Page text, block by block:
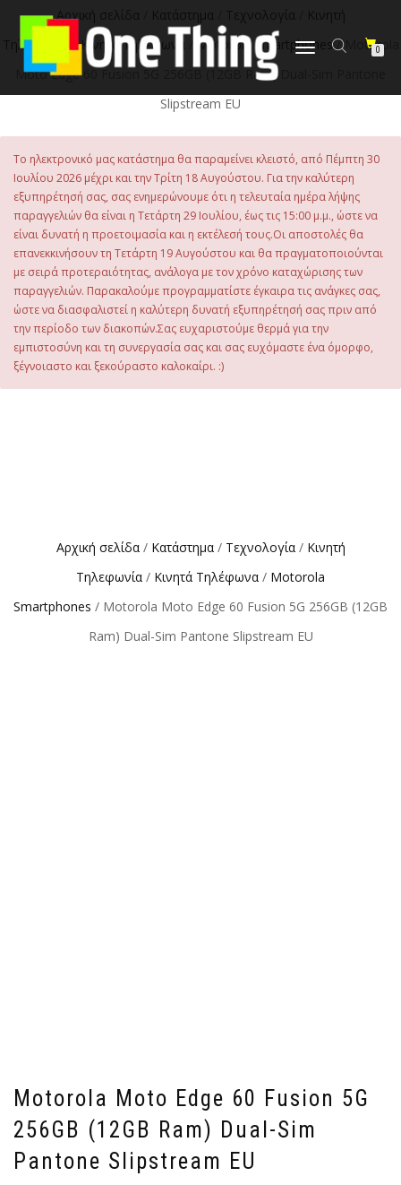
περιεχόμενο
Εναλλαγή
0
Αρχική σελίδα Κατάστημα Τεχνολογία
Κινητή
Τηλεφωνία
/Κινητά Τηλέφωνα Motorola Smartphones/ Motorola
Moto Edge 60 Fusion 5G 256GB (12GB Ram) Dual-Sim Pantone
Slipstream EU
Το ηλεκτρονικό μας κατάστημα θα παραμείνει κλειστό, από Πέμπτη 30
Ιουλίου 2026 μέχρι και την Τρίτη 18 Αυγούστου. Για την καλύτερη
εξυπηρέτησή σας, σας ενημερώνουμε ότι η τελευταία ημέρα λήψης
παραγγελιών θα είναι η Τετάρτη 29 Ιουλίου, έως τις 15:00 μ.μ., ώστε να
είναι δυνατή η προετοιμασία και η εκτέλεσή τους.Οι αποστολές θα
επανεκκινήσουν τη Τετάρτη 19 Αυγούστου και θα πραγματοποιούνται
με σειρά προτεραιότητας, ανάλογα με τον χρόνο καταχώρισης των
παραγγελιών. Παρακαλούμε προγραμματίστε έγκαιρα τις ανάγκες σας,
ώστε να διασφαλιστεί η καλύτερη δυνατή εξυπηρέτησή σας πριν από
την περίοδο των διακοπών.Σας ευχαριστούμε θερμά για την
εμπιστοσύνη και τη συνεργασία σας και σας ευχόμαστε ένα όμορφο,
ξέγνοιαστο και ξεκούραστο καλοκαίρι. :)
Αρχική σελίδα/ Κατάστημα/ Τεχνολογία/ Κινητή
Τηλεφωνία / Κινητά Τηλέφωνα / Motorola
Smartphones / Motorola Moto Edge 60 Fusion 5G 256GB (12GB
Ram) Dual-Sim Pantone Slipstream EU
Motorola Moto Edge 60 Fusion 5G
256GB (12GB Ram) Dual-Sim
Pantone Slipstream EU